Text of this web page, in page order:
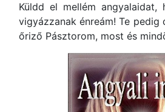
Küldd el mellém angyalaidat,
vigyázzanak énreám! Te pedig
őriző Pásztorom, most és